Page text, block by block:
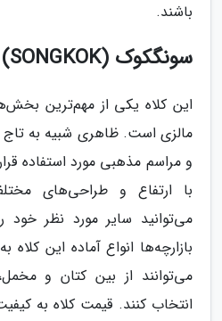
باشند.
سونگکوک (SONGKOK) پنانگ
این کلاه یکی از مهم‌ترین
مالزی است. ظاهری شبیه به تاج
و مراسم مذهبی مورد استفاده
با ارتفاع و طراحی‌های
می‌توانید سایر مورد نظر
بازارچه‌ها انواع آماده این
می‌توانند از بین کتان و
انتخاب کنند. قیمت کلاه به